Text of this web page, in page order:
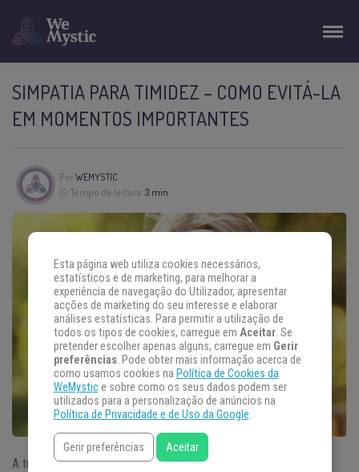
SIMPATIA PARA TIMIDEZ – COMO EVITÁ-LA
EM MOMENTOS IMPORTANTES
PorWEMYSTIC
Tempo de leitura: 3 min
A timidez é uma característica da personalidade de muitas
Esta página web utiliza cookies necessários,
estatísticos e de marketing, para melhorar a
experiência de navegação do Utilizador, apresentar
acções de marketing do seu interesse e elaborar
análises estatísticas. Para permitir a utilização de
todos os tipos de cookies, carregue em Aceitar. Se
pretender escolher apenas alguns, carregue em Gerir
preferências. Pode obter mais informação acerca de
como usamos cookies na Política de Cookies da
WeMystice sobre como os seus dados podem ser
utilizados para a personalização de anúncios na
Política de Privacidade e de Uso da Google.
Gerir preferências Aceitar